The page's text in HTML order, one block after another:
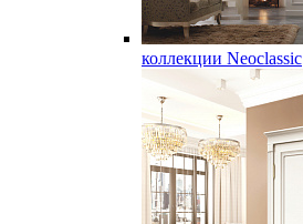
коллекции Neoclassic